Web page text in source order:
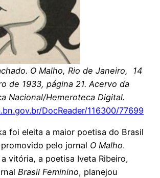
O Malho, Rio de Janeiro, 14
de 1933, página 21. Acervo da
Nacional/Hemeroteca Digital.
DocReader/116300/77699
foi eleita a maior poetisa do Brasil
pelo jornal O Malho.
vitória, a poetisa Iveta Ribeiro,
Brasil Feminino, planejou